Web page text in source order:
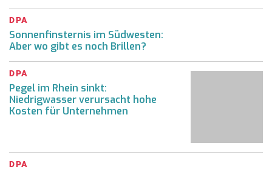
DPA
Sonnenfinsternis im Südwesten:
Aber wo gibt es noch Brillen?
DPA
Pegel im Rhein sinkt:
Niedrigwasser verursacht hohe
Kosten für Unternehmen
DPA